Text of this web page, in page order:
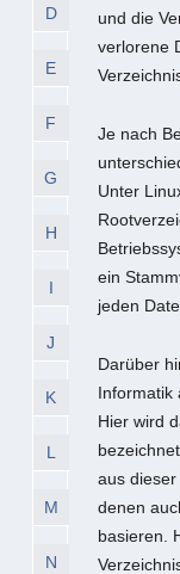
D
E
F
G
H
I
J
K
L
M
N
und die
verlorene
Je nach
Unter
ein
jeden
Darüber
Informatik
Hier wird
aus
denen
basieren.